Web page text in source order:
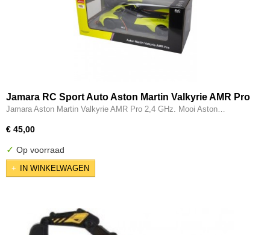
Jamara RC Sport Auto Aston Martin Valkyrie AMR Pro
2,4GHz
Jamara Aston Martin Valkyrie AMR Pro 2,4 GHz. Mooi Aston…
€ 45,00
✓ Op voorraad
IN WINKELWAGEN